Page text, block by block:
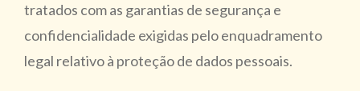
tratados com as garantias de segurança e
confidencialidade exigidas pelo enquadramento
legal relativo à proteção de dados pessoais.